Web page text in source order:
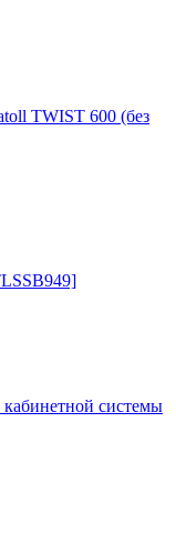
TWIST 600 (без
системы